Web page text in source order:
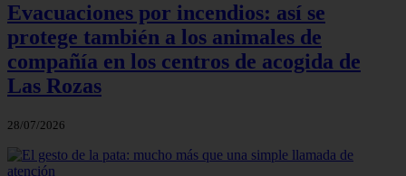
Evacuaciones por incendios: así se
protege también a los animales de
compañía en los centros de acogida de
Las Rozas
28/07/2026